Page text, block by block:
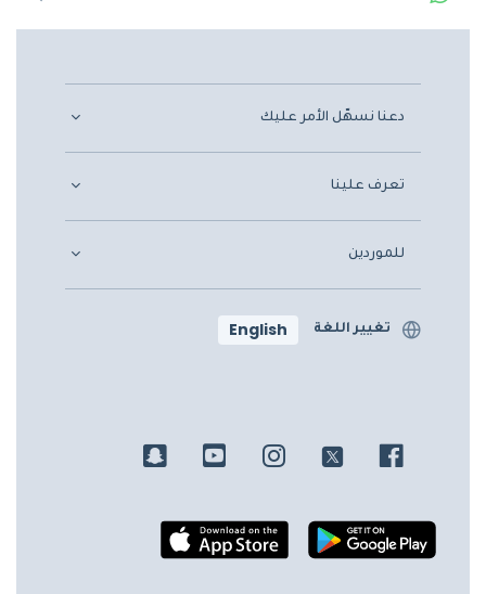
دعنا نسهّل الأمر عليك
تعرف علينا
للموردين
تغيير اللغة English